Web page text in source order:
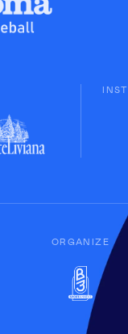
ORGANIZE